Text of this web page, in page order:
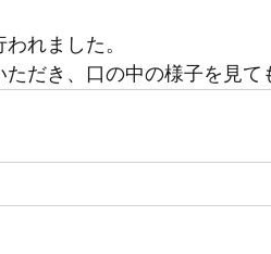
れました。
だき、口の中の様子を見て